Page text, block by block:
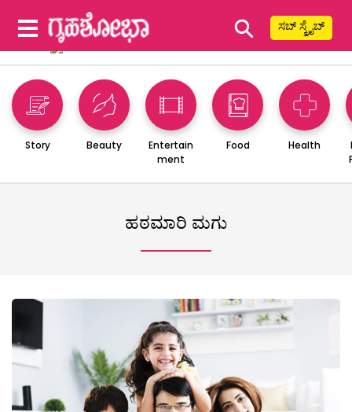
⚲ ಸಬ್ ಸ್ಕ್ರೈಬ್
Story Beauty
Entertain
ment
Food Health
ಹಠಮಾರಿ ಮಗು